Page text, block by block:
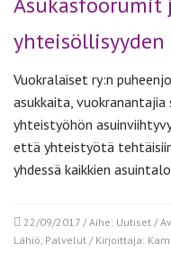
Vuokralaiset ry:n
asukkaita,
yhteistyöhön
että yhteistyötä
yhdessä kaikkien
22/09/2017 / Aihe: Uutiset /
Lähiö Palvelut / Kirjoittaja: